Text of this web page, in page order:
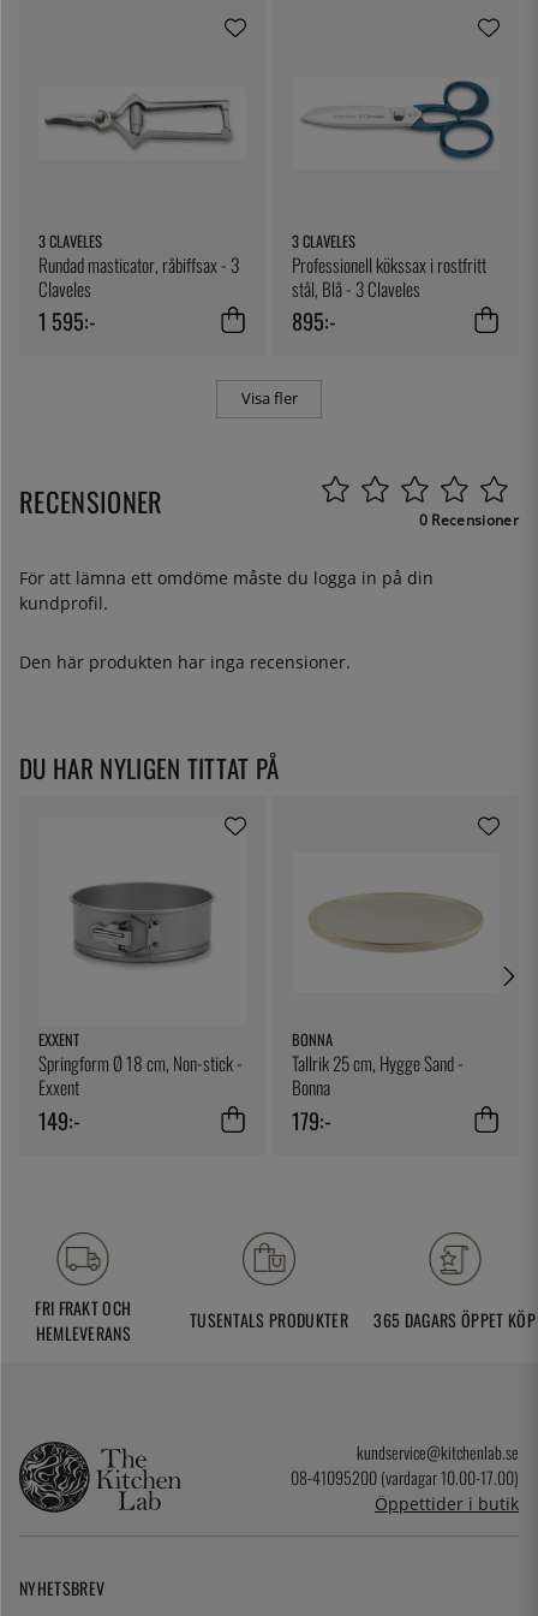
3 CLAVELES
Rundad masticator, råbiffsax - 3
Claveles
1 595:-
3 CLAVELES
Professionell kökssax i rostfritt
stål, Blå - 3 Claveles
895:-
Visa fler
RECENSIONER 0 Recensioner
För att lämna ett omdöme måste du logga in på din
kundprofil.
Den här produkten har inga recensioner.
DU HAR NYLIGEN TITTAT PÅ
EXXENT
Springform Ø 18 cm, Non-stick -
Exxent
149:-
BONNA
Tallrik 25 cm, Hygge Sand -
Bonna
179:-
FRI FRAKT OCH
HEMLEVERANS
TUSENTALS PRODUKTER 365 DAGARS ÖPPET KÖP
kundservice@kitchenlab.se
08-41095200 (vardagar 10.00-17.00)
Öppettider i butik
NYHETSBREV